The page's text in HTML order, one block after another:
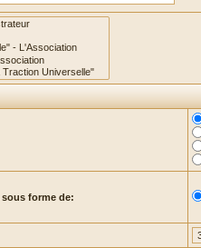
forme de: